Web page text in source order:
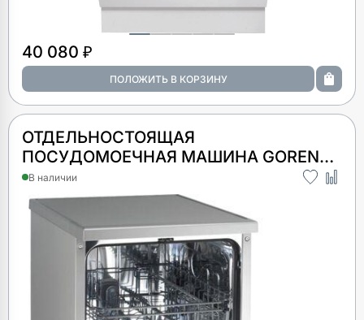
40 080 ₽
ОТДЕЛЬНОСТОЯЩАЯ
ПОСУДОМОЕЧНАЯ МАШИНА GORENJE
GS520E15S
В наличии